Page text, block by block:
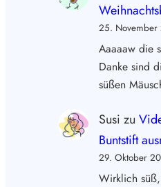
25. November
Aaaaaw die
Danke sind
süßen
Susi zu
Buntstift
29. Oktober
Wirklich